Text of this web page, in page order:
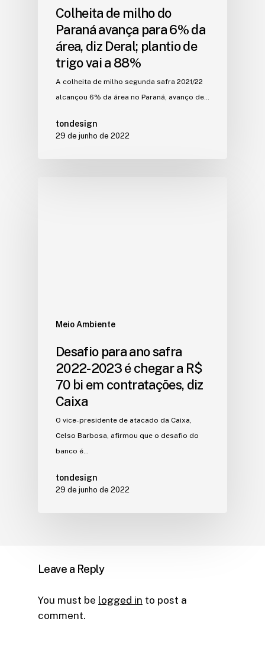
Colheita de milho do
Paraná avança para 6% da
área, diz Deral; plantio de
trigo vai a 88%
A colheita de milho segunda safra 2021/22
alcançou 6% da área no Paraná, avanço de…
tondesign
29 de junho de 2022
Meio Ambiente
Desafio para ano safra
2022-2023 é chegar a R$
70 bi em contratações, diz
Caixa
O vice-presidente de atacado da Caixa,
Celso Barbosa, afirmou que o desafio do
banco é…
tondesign
29 de junho de 2022
Leave a Reply
You must be logged in to post a
comment.